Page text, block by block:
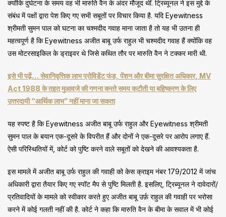
क्योंकि दुर्घटना के समय वह भी मारुति वैन के अंदर मौजूद थीं. ट्रिब्यूनल ने इस मुद्दे के
संबंध में पक्षों द्वारा पेश किए गए सभी सबूतों पर विचार किया है. यदि Eyewitness
श्रीमती सुमन पाल को घटना का चश्मदीद गवाह माना जाता है तो यह भी उतना ही
महत्वपूर्ण है कि Eyewitness अजीत बाबू उर्फ राहुल भी चश्मदीद गवाह हैं क्योंकि वह
उस मोटरसाइकिल के ड्राइवर थे जिसे कथित तौर पर मारुति वैन ने टक्कर मारी थी.
इसे भी पढ़ें… सेवानिवृत्तिक लाभ प्रोविडेंट फंड, पेंशन और बीमा सुरक्षित अधिकार, MV
Act 1988 के तहत मुआवजे की गणना करते समय कटौती या बहिष्करण के लिए
उत्तरदायी “आर्थिक लाभ” नहीं माना जा सकता
यह स्पष्ट है कि Eyewitness अजीत बाबू उर्फ राहुल और Eyewitness श्रीमती
सुमन पाल के बयान एक-दूसरे के विपरीत हैं और दोनों ने एक-दूसरे पर आरोप लगाए हैं.
ऐसी परिस्थितियों में, कोर्ट को पुष्टि करने वाले सबूतों को देखने की आवश्यकता है.
इस मामले में अजीत बाबू उर्फ राहुल की गवाही को केस क्राइम नंबर 179/2012 में जांच
अधिकारी द्वारा तैयार किए गए स्पॉट मैप से पुष्टि मिलती है. इसलिए, ट्रिब्यूनल ने दावेदारों/
प्रतिवादियों के मामले को स्वीकार करते हुए अजीत बाबू उर्फ़ राहुल की गवाही पर भरोसा
करने में कोई गलती नहीं की है. कोर्ट ने कहा कि मारुति वैन के बीमा के सवाल में भी कोई